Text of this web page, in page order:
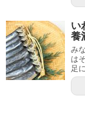
い
養
み
は
足